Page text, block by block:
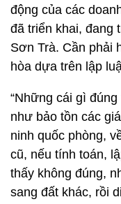
động của các
đã triển khai, đang
Sơn Trà. Cần phải
hòa dựa trên lập
“Những cái gì
như bảo tồn các
ninh quốc phòng,
cũ, nếu tính toán,
thấy không đúng,
sang đất khác, rồi